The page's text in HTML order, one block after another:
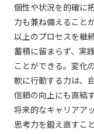
個性や状況を的確に
力も兼ね備えること
以上のプロセスを継
蓄積に留まらず、実
ことができる。変化
軟に行動する力は、
信頼の向上にも直結す
将来的なキャリアア
思考力を鍛え直すこ